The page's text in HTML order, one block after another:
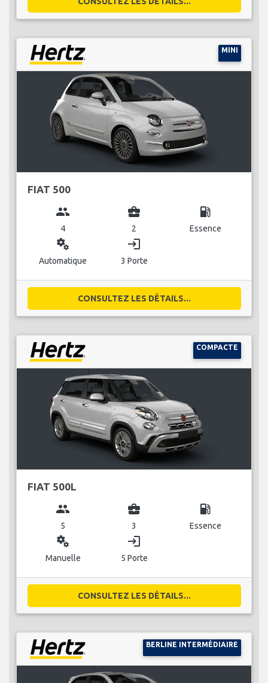
MINI
FIAT 500
group
4
business_center
2
local_gas_station
Essence
miscellaneous_services
Automatique
login
3 Porte
CONSULTEZ LES DÉTAILS...
COMPACTE
FIAT 500L
group
5
business_center
3
local_gas_station
Essence
miscellaneous_services
Manuelle
login
5 Porte
CONSULTEZ LES DÉTAILS...
BERLINE INTERMÉDIAIRE